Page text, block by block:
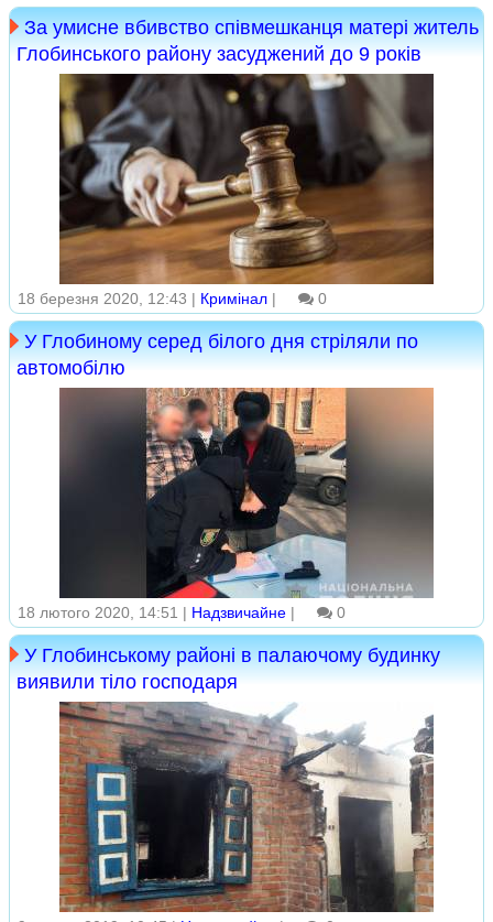
За умисне вбивство співмешканця матері житель
Глобинського району засуджений до 9 років
18 березня 2020, 12:43 | Кримінал | 0
У Глобиному серед білого дня стріляли по
автомобілю
18 лютого 2020, 14:51 | Надзвичайне | 0
У Глобинському районі в палаючому будинку
виявили тіло господаря